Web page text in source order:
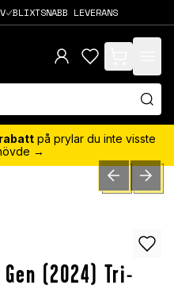
BLIXTSNABB LEVERANS
items in cart,
på prylar du inte visste
→
PREVIOUSNEXT
(2024) Tri-